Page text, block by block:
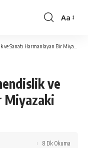
Yazı
Aa
Harmanlayan Bir Miyazaki Başyapıtı
ve
Miyazaki
8 Dk Okuma